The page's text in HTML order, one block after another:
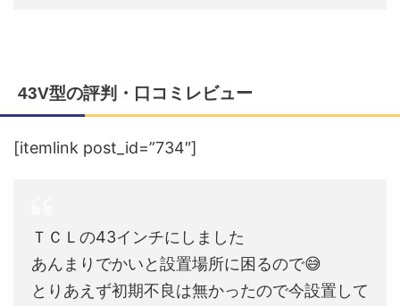
43V型の評判・口コミレビュー
[itemlink post_id=”734″]
ＴＣＬの43インチにしました
あんまりでかいと設置場所に困るので😅
とりあえず初期不良は無かったので今設置して